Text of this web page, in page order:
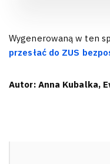
Wygenerowaną w ten
przesłać do ZUS
Autor: Anna Kubalka,